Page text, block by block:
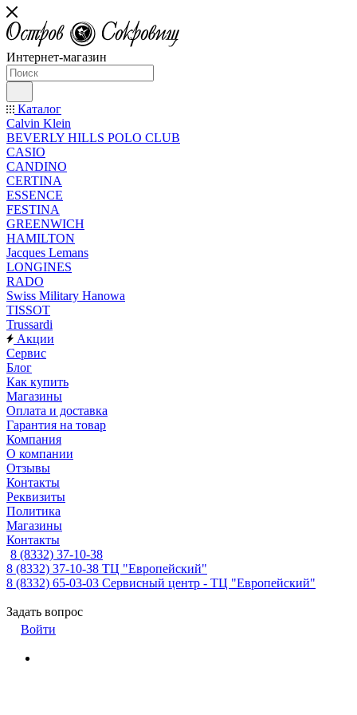
Интернет-магазин
Каталог
Calvin Klein
BEVERLY HILLS POLO CLUB
CASIO
CANDINO
CERTINA
ESSENCE
FESTINA
GREENWICH
HAMILTON
Jacques Lemans
LONGINES
RADO
Swiss Military Hanowa
TISSOT
Trussardi
Акции
Сервис
Блог
Как купить
Магазины
Оплата и доставка
Гарантия на товар
Компания
О компании
Отзывы
Контакты
Реквизиты
Политика
Магазины
Контакты
8 (8332) 37-10-38
8 (8332) 37-10-38 ТЦ "Европейский"
8 (8332) 65-03-03 Сервисный центр - ТЦ "Европейский"
Задать вопрос
Войти